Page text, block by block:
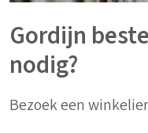
Gordijn
nodig?
Bezoek een